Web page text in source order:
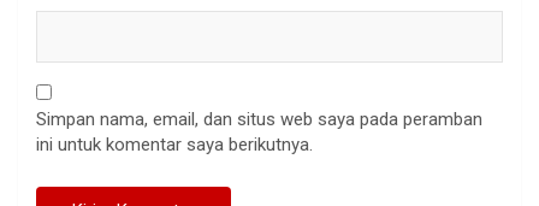
Simpan nama, email, dan situs web saya pada peramban
ini untuk komentar saya berikutnya.